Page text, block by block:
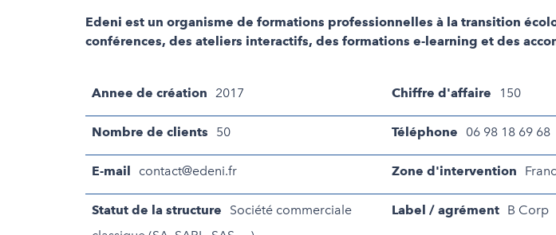
Edeni est un organisme de formations professionnelles à la transition
conférences, des ateliers interactifs, des formations e-learning et des
Annee de création 2017 Chiffre d'affaire 150
Nombre de clients 50 Téléphone 06 98 18 69 68
E-mail contact@edeni.fr Zone d'intervention
Statut de la structure
Société commerciale
Label / agrément B Corp